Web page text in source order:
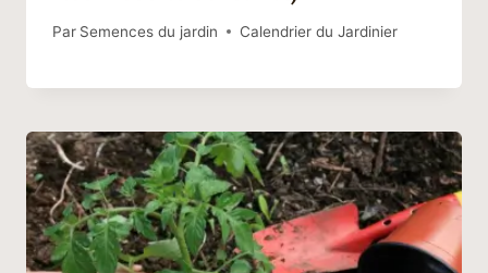
Par Semences du jardin Calendrier du Jardinier